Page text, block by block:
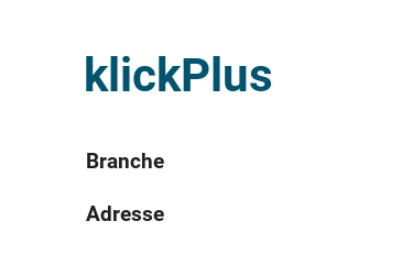
klickPlus
Branche
Adresse